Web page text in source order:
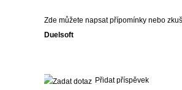
Zde můžete napsat přípomínky nebo
Duelsoft
Přidat příspěvek